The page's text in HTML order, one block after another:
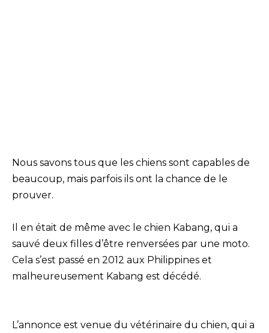
Nous savons tous que les chiens sont capables de
beaucoup, mais parfois ils ont la chance de le
prouver.
Il en était de même avec le chien Kabang, qui a
sauvé deux filles d’être renversées par une moto.
Cela s’est passé en 2012 aux Philippines et
malheureusement Kabang est décédé.
L’annonce est venue du vétérinaire du chien, qui a